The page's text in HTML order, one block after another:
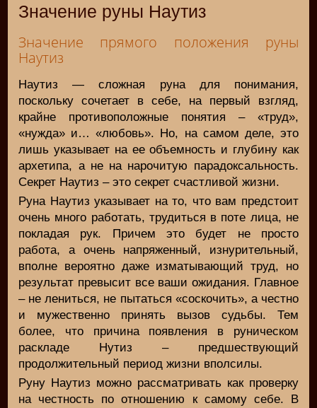
Значение руны Наутиз
Значение прямого положения руны
Наутиз
Наутиз — сложная руна для понимания,
поскольку сочетает в себе, на первый взгляд,
крайне противоположные понятия – «труд»,
«нужда» и… «любовь». Но, на самом деле, это
лишь указывает на ее объемность и глубину как
архетипа, а не на нарочитую парадоксальность.
Секрет Наутиз – это секрет счастливой жизни.
Руна Наутиз указывает на то, что вам предстоит
очень много работать, трудиться в поте лица, не
покладая рук. Причем это будет не просто
работа, а очень напряженный, изнурительный,
вполне вероятно даже изматывающий труд, но
результат превысит все ваши ожидания. Главное
– не лениться, не пытаться «соскочить», а честно
и мужественно принять вызов судьбы. Тем
более, что причина появления в руническом
раскладе Нутиз – предшествующий
продолжительный период жизни вполсилы.
Руну Наутиз можно рассматривать как проверку
на честность по отношению к самому себе. В